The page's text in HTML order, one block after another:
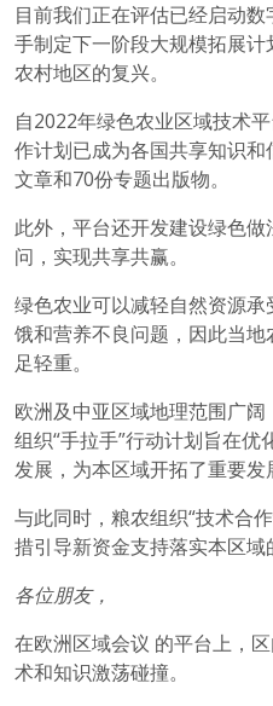
目前我们正在评估已经启动
手制定下一阶段大规模拓展
农村地区的复兴。
自2022年绿色农业区域技术
作计划已成为各国共享知识
文章和70份专题出版物。
此外，平台还开发建设绿色
问，实现共享共赢。
绿色农业可以减轻自然资源
饿和营养不良问题，因此当
足轻重。
欧洲及中亚区域地理范围广
组织“手拉手”行动计划旨在
发展，为本区域开拓了重要发
与此同时，粮农组织“技术合
措引导新资金支持落实本区域
各位朋友，
在欧洲区域会议 的平台上，
术和知识激荡碰撞。